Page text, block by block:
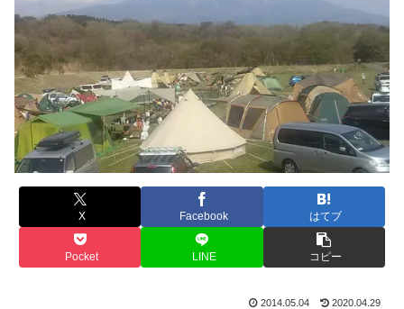
X Facebook はてブ
Pocket LINE コピー
2014.05.04 2020.04.29